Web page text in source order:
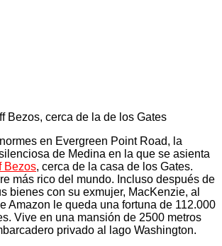
Bezos, cerca de la de los Gates
en Evergreen Point Road, la
de Medina en la que se asienta
Bezos, cerca de la casa de los Gates.
más rico del mundo. Incluso después de
bienes con su exmujer, MacKenzie, al
Amazon le queda una fortuna de 112.000
Vive en una mansión de 2500 metros
privado al lago Washington.